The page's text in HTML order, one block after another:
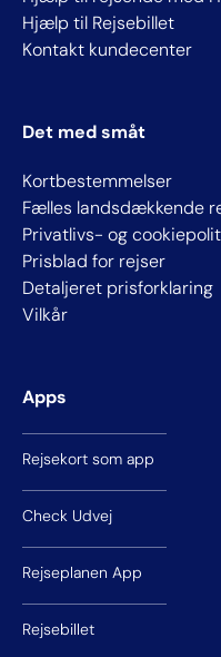
Hjælp til Rejsebillet
Kontakt kundecenter
Det med småt
Kortbestemmelser
Fælles landsdækkende
Privatlivs- og
Prisblad for rejser
Detaljeret prisforklaring
Vilkår
Apps
Rejsekort som app
Check Udvej
Rejseplanen App
Rejsebillet